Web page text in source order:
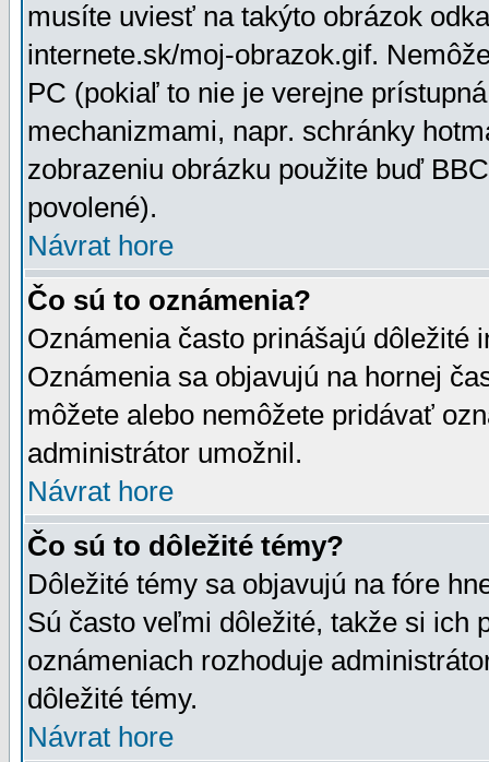
musíte uviesť na takýto obrázok
internete.sk/moj-obrazok.gif.
PC (pokiaľ to nie je verejne
mechanizmami, napr. schránky
zobrazeniu obrázku použite buď
povolené).
Návrat hore
Čo sú to oznámenia?
Oznámenia často prinášajú dôležité
Oznámenia sa objavujú na hornej
môžete alebo nemôžete pridávať
administrátor umožnil.
Návrat hore
Čo sú to dôležité témy?
Dôležité témy sa objavujú na fóre
Sú často veľmi dôležité, takže si ich
oznámeniach rozhoduje
dôležité témy.
Návrat hore